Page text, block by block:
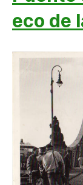
eco de